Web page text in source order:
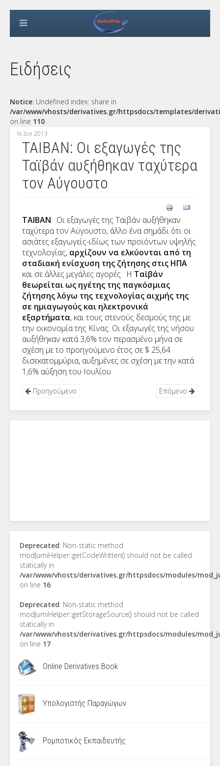
Ειδήσεις
Notice: Undefined index: share in
/var/www/vhosts/derivatives.gr/httpsdocs/templates/
on line 110
16 Σεπ 2013
ΤΑΙΒΑΝ: Οι εξαγωγές της
Ταϊβάν αυξήθηκαν ταχύτερα
τον Αύγουστο
ΤΑΙΒΑΝ: Οι εξαγωγές της Ταϊβάν αυξήθηκαν
ταχύτερα τον Αύγουστο, άλλο ένα σημάδι ότι οι
ασιάτες εξαγωγείς-ιδίως των προϊόντων υψηλής
τεχνολογίας, αρχίζουν να ελκύονται από τη
σταδιακή ενίσχυση της ζήτησης στις ΗΠΑ
και σε άλλες μεγάλες αγορές. Η Ταϊβάν
θεωρείται ως ηγέτης της παγκόσμιας
ζήτησης λόγω της τεχνολογίας αιχμής της
σε ημιαγωγούς και ηλεκτρονικά
εξαρτήματα, και τους στενούς δεσμούς της με
την οικονομία της Κίνας. Οι εξαγωγές της νήσου
αυξήθηκαν κατά 3,6% τον περασμένο μήνα σε
σχέση με το προηγούμενο έτος σε $ 25,64
δισεκατομμύρια, αυξημένες σε σχέση με την κατά
1,6% αύξηση του Ιουλίου.
Προηγούμενο Επόμενο
Deprecated: Non-static method
modJumiHelper::getCodeWritten() should not be called
statically in
/var/www/vhosts/derivatives.gr/httpsdocs/modules/
on line 16
Deprecated: Non-static method
modJumiHelper::getStorageSource() should not be called
statically in
/var/www/vhosts/derivatives.gr/httpsdocs/modules/
on line 17
Online Derivatives Book
Υπολογιστής Παραγώγων
Ρομποτικός Εκπαιδευτής